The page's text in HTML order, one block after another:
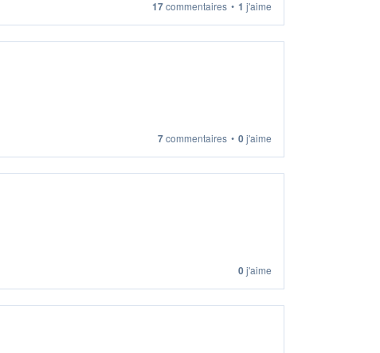
17commentaires • 1 j'aime
7commentaires • 0j'aime
0j'aime